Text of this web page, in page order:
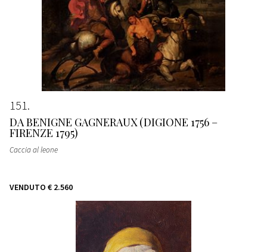
151
DA BENIGNE GAGNERAUX (DIGIONE 1756 –
FIRENZE 1795)
Caccia al leone
VENDUTO € 2.560